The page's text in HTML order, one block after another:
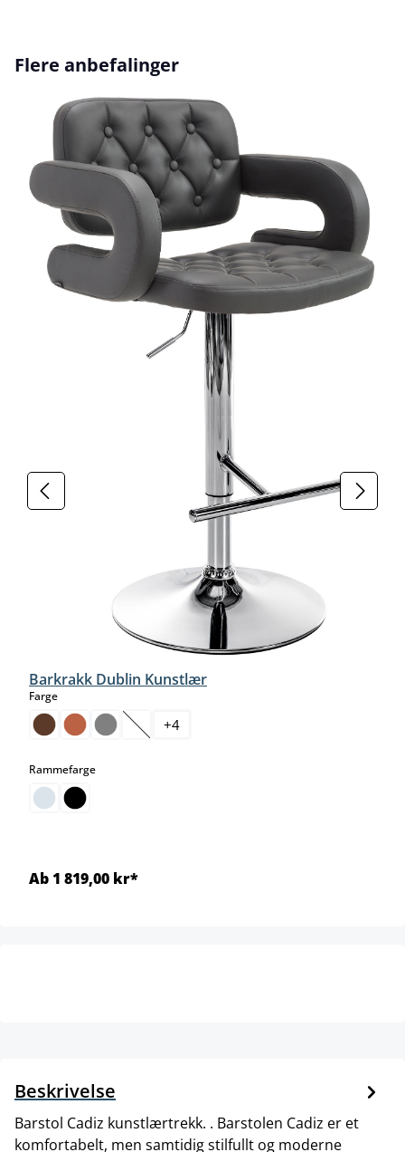
Hopp over produktgalleri
Flere anbefalinger
Barkrakk Dublin Kunstlær
Fargeselect
(Dette alternativet er foreløpig ikke tilgjengelig.)
+4
Rammefargeselect
Ab 1 819,00 kr*
Beskrivelse
Barstol Cadiz kunstlærtrekk. . Barstolen Cadiz er et
komfortabelt, men samtidig stilfullt og moderne